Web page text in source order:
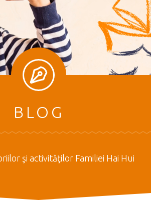
BLOG
şi activităţilor Familiei Hai Hui